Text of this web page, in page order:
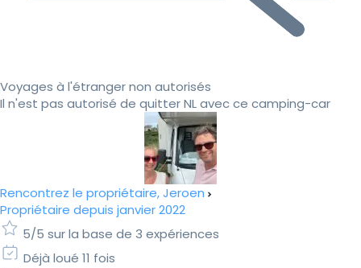
Voyages à l'étranger non autorisés
Il n'est pas autorisé de quitter NL avec ce camping-car
Rencontrez le propriétaire, Jeroen
Propriétaire depuis janvier 2022
5/5 sur la base de 3 expériences
Déjà loué 11 fois